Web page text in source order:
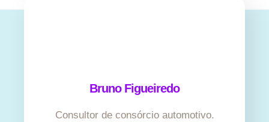
Bruno Figueiredo
Consultor de consórcio automotivo.